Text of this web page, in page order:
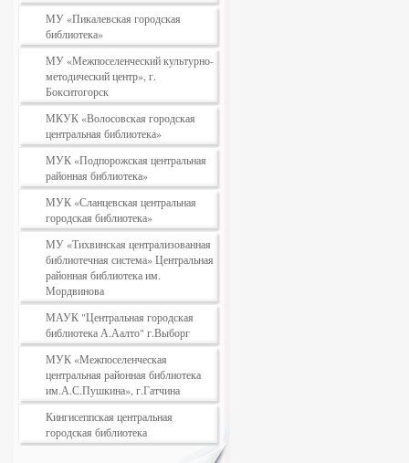
МУ «Пикалевская городская
библиотека»
МУ «Межпоселенческий культурно-
методический центр», г.
Бокситогорск
МКУК «Волосовская городская
центральная библиотека»
МУК «Подпорожская центральная
районная библиотека»
МУК «Сланцевская центральная
городская библиотека»
МУ «Тихвинская централизованная
библиотечная система» Центральная
районная библиотека им.
Мордвинова
МАУК "Центральная городская
библиотека А.Аалто" г.Выборг
МУК «Межпоселенческая
центральная районная библиотека
им.А.С.Пушкина», г.Гатчина
Кингисеппская центральная
городская библиотека